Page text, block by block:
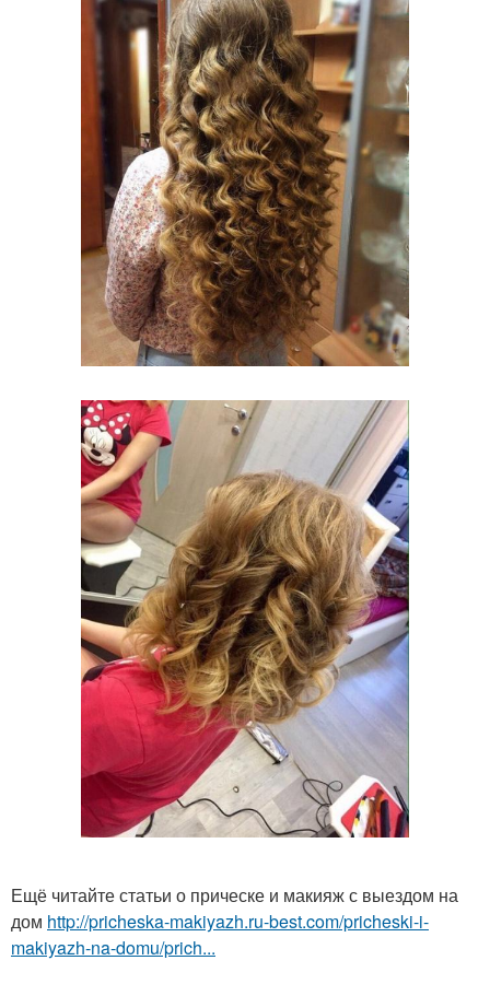
Ещё читайте статьи о прическе и макияж с выездом на
дом http://pricheska-makiyazh.ru-best.com/pricheski-i-
makiyazh-na-domu/prich...